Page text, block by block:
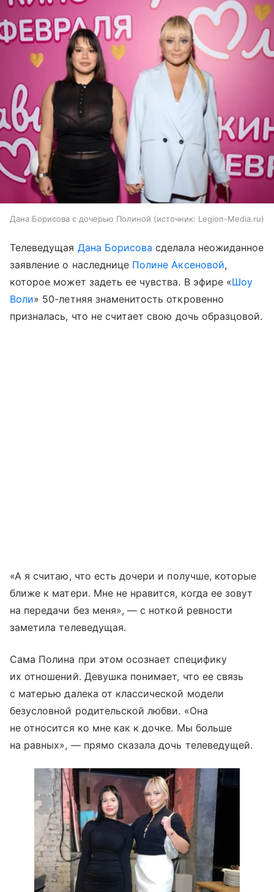
Дана Борисова с дочерью Полиной источник: Legion-Media.ru
Телеведущая Дана Борисова сделала неожиданное
заявление о наследнице Полине Аксеновой,
которое может задеть ее чувства. В эфире «Шоу
Воли» 50-летняя знаменитость откровенно
призналась, что не считает свою дочь образцовой.
«А я считаю, что есть дочери и получше, которые
ближе к матери. Мне не нравится, когда ее зовут
на передачи без меня», — с ноткой ревности
заметила телеведущая.
Сама Полина при этом осознает специфику
их отношений. Девушка понимает, что ее связь
с матерью далека от классической модели
безусловной родительской любви. «Она
не относится ко мне как к дочке. Мы больше
на равных», — прямо сказала дочь телеведущей.